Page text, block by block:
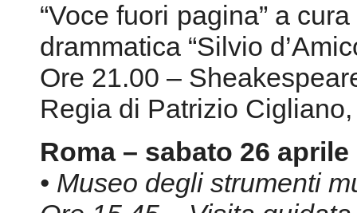
Roma – sabato 26 aprile
• Museo degli strumenti
Ore 15.45 – Visita
Ore 16.30 – Maria
Collana I Meridiani,
“Voce fuori pagina” a
drammatica “Silvio